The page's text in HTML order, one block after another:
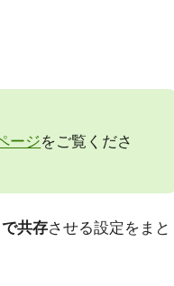
ージをご覧くださ
共存させる設定をまと